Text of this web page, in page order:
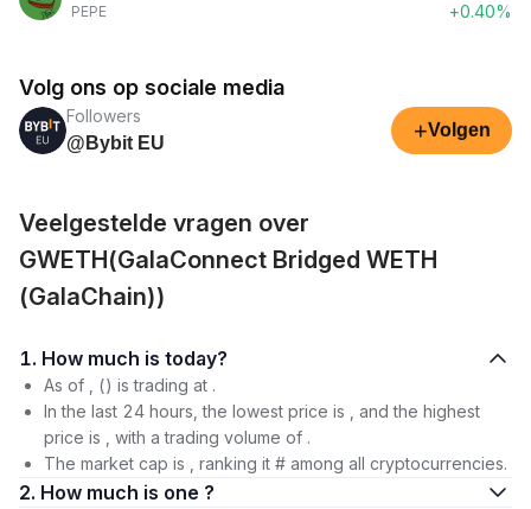
PEPE
+0.40%
Volg ons op sociale media
Followers
@Bybit EU
+Volgen
Veelgestelde vragen over
GWETH(GalaConnect Bridged WETH
(GalaChain))
1. How much is today?
As of , () is trading at .
In the last 24 hours, the lowest price is , and the highest
price is , with a trading volume of .
The market cap is , ranking it # among all cryptocurrencies.
2. How much is one ?